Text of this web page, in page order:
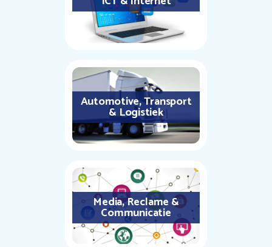
Automotive, Transport
& Logistiek
Media, Reclame &
Communicatie